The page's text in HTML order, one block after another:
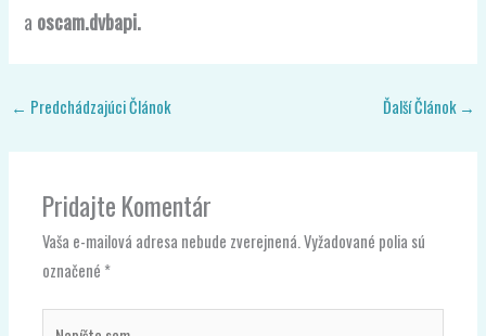
a oscam.dvbapi.
← Predchádzajúci Článok Ďalší Článok →
Pridajte Komentár
Vaša e-mailová adresa nebude zverejnená.Vyžadované polia sú
označené *